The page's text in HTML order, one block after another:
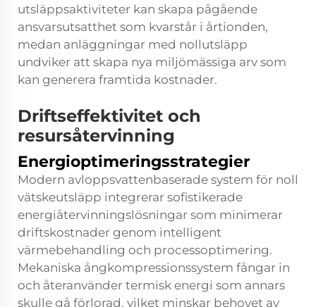
utsläppsaktiviteter kan skapa pågående
ansvarsutsatthet som kvarstår i årtionden,
medan anläggningar med nollutsläpp
undviker att skapa nya miljömässiga arv som
kan generera framtida kostnader.
Driftseffektivitet och
resursåtervinning
Energioptimeringsstrategier
Modern avloppsvattenbaserade system för noll
vätskeutsläpp integrerar sofistikerade
energiåtervinningslösningar som minimerar
driftskostnader genom intelligent
värmebehandling och processoptimering.
Mekaniska ångkompressionssystem fångar in
och återanvänder termisk energi som annars
skulle gå förlorad, vilket minskar behovet av